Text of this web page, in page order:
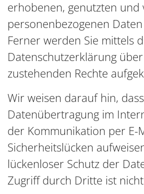
erhobenen, genutzten und
personenbezogenen
Ferner werden Sie mittels
Datenschutzerklärung
zustehenden Rechte
Wir weisen darauf hin,
Datenübertragung im
der Kommunikation per E-
Sicherheitslücken
lückenloser Schutz der
Zugriff durch Dritte ist